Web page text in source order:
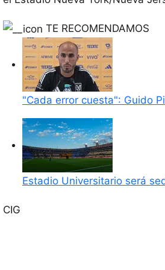
TE RECOMENDAMOS
"Cada error cuesta": Guido
Estadio Universitario será
CIG